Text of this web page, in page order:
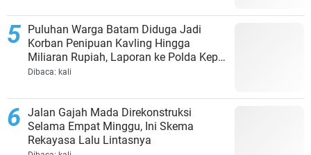
Puluhan Warga Batam Diduga Jadi
Korban Penipuan Kavling Hingga
Miliaran Rupiah, Laporan ke Polda Kepri
Jalan di Tempat?
Dibaca: kali
Jalan Gajah Mada Direkonstruksi
Selama Empat Minggu, Ini Skema
Rekayasa Lalu Lintasnya